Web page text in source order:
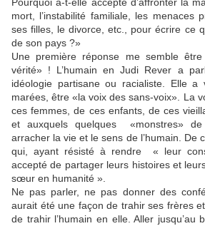
mort, l’instabilité familiale, les menaces
ses filles, le divorce, etc., pour écrire ce
de son pays ?»
Une première réponse me semble
vérité» ! L’humain en Judi Rever a
idéologie partisane ou racialiste. Elle a
marées, être «la voix des sans-voix». La
ces femmes, de ces enfants, de ces
et auxquels quelques
«monstres»
arracher la vie et le sens de l’humain. De
qui, ayant résisté à rendre « leur
accepté de partager leurs histoires et
sœur en humanité ».
Ne pas parler, ne pas donner des
aurait été une façon de trahir ses frères
de trahir l’humain en elle. Aller jusqu’au